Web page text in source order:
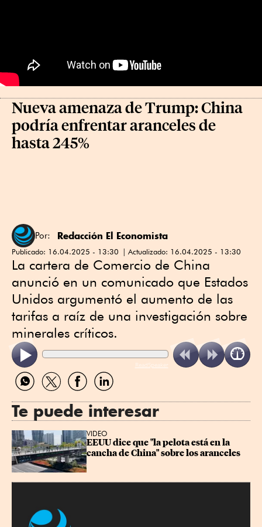
Nueva amenaza de Trump: China
podría enfrentar aranceles de
hasta 245%
Por: Redacción El Economista
Publicado: 16.04.2025 - 13:30 Actualizado: 16.04.2025 - 13:30
La cartera de Comercio de China
anunció en un comunicado que Estados
Unidos argumentó el aumento de las
tarifas a raíz de una investigación sobre
minerales críticos.
ReadSpeaker
Compartir
por
Compartir
por
Compartir
por
Compartir
por
Te puede interesar
VIDEO
EEUU dice que "la pelota está en la
cancha de China" sobre los aranceles